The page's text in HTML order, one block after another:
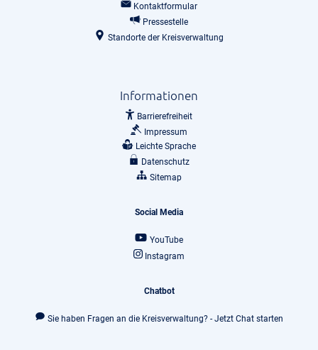
Kontaktformular
Pressestelle
Standorte der Kreisverwaltung
Informationen
Barrierefreiheit
Impressum
Leichte Sprache
Datenschutz
Sitemap
Social Media
YouTube
Instagram
Chatbot
Sie haben Fragen an die Kreisverwaltung? - Jetzt Chat starten